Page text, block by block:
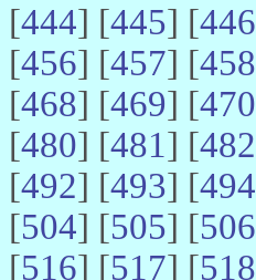
[444] [445] [446
[456] [457] [458
[468] [469] [470
[480] [481] [482
[492] [493] [494
[504] [505] [506
[516] [517] [518